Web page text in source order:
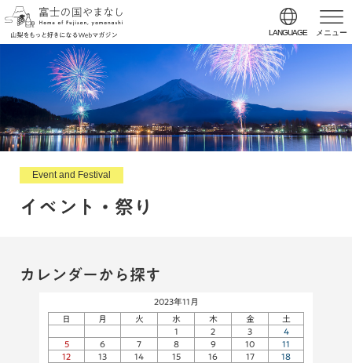
LANGUAGE メニュー
Event and Festival
イベント・祭り
カレンダーから探す
2023年11月
日
月 火 水 木 金
土
1
2 3
4
5
6 7 8 9 10
11
12
13 14 15 16 17
18